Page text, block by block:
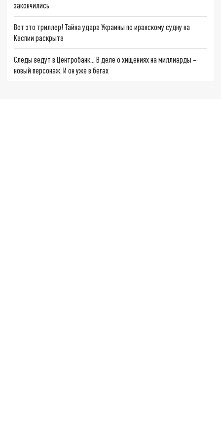
закончились
Вот это триллер! Тайна удара Украины по иранскому судну на
Каспии раскрыта
Следы ведут в Центробанк… В деле о хищениях на миллиарды –
новый персонаж. И он уже в бегах